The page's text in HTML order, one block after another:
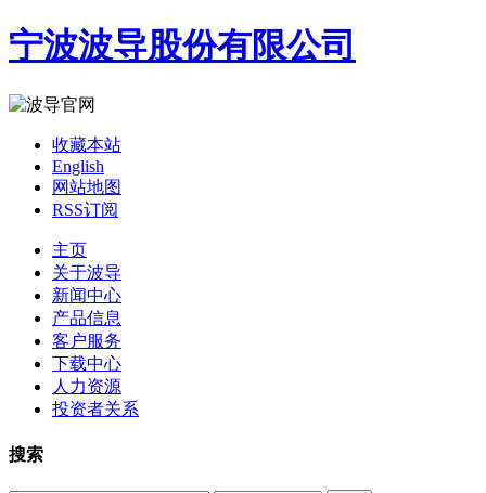
宁波波导股份有限公司
收藏本站
English
网站地图
RSS订阅
主页
关于波导
新闻中心
产品信息
客户服务
下载中心
人力资源
投资者关系
搜索